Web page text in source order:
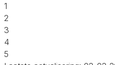
1
2
3
4
5